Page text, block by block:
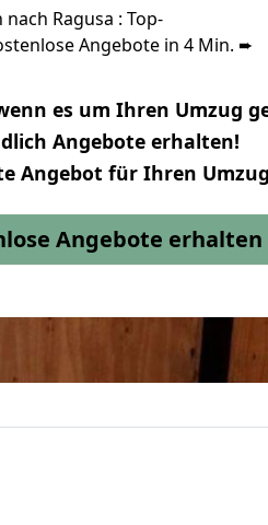
Ragusa : Top-
Angebote in 4 Min. ➨
es um Ihren Umzug
Angebote erhalten!
Angebot für Ihren
Angebote erhalten